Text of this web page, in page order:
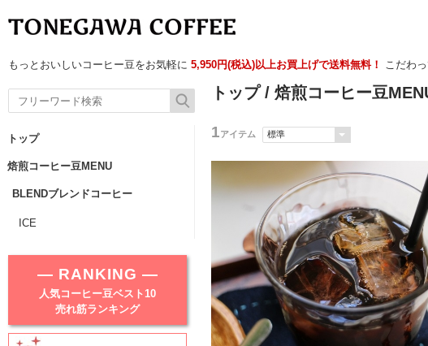
もっとおいしいコーヒー豆をお気軽に 5,950円(税込)以上お買上げで送料無料！ こだわ
トップ
焙煎コーヒー豆MENU
BLENDブレンドコーヒー
ICE
― RANKING ―
人気コーヒー豆ベスト10
売れ筋ランキング
トップ/ 焙煎コーヒー豆
1アイテム